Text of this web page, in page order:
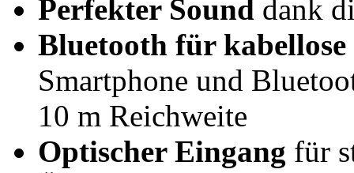
Perfekter Sound dank
Bluetooth für
Smartphone und
10 m Reichweite
Optischer Eingang für